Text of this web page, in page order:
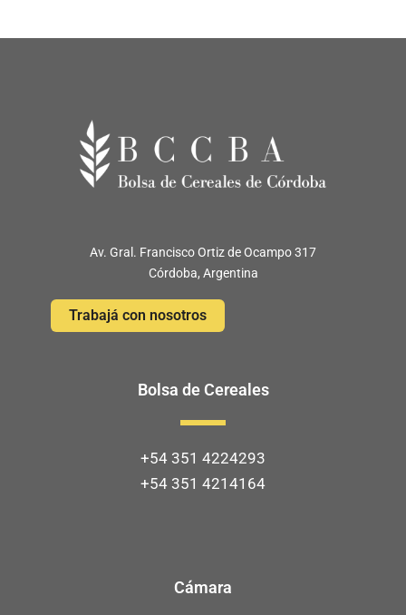
Av. Gral. Francisco Ortiz de Ocampo 317
Córdoba, Argentina
Trabajá con nosotros
Bolsa de Cereales
+54 351 4224293
+54 351 4214164
Cámara